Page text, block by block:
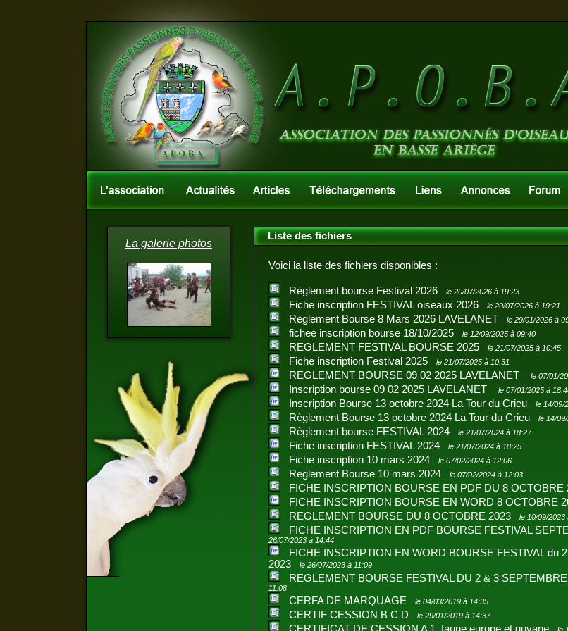
La galerie photos
Liste des fichiers
Voici la liste des fichiers disponibles :
Règlement bourse Festival 2026 le 20/07/2026 à 19:23
Fiche inscription FESTIVAL oiseaux 2026 le 20/07/2026 à 19:21
Règlement Bourse 8 Mars 2026 LAVELANET le 29/01/2026 à
fichee inscription bourse 18/10/2025 le 12/09/2025 à 09:40
REGLEMENT FESTIVAL BOURSE 2025 le 21/07/2025 à 10:45
Fiche inscription Festival 2025 le 21/07/2025 à 10:31
REGLEMENT BOURSE 09 02 2025 LAVELANET le 07/01/
Inscription bourse 09 02 2025 LAVELANET le 07/01/2025 à
Inscription Bourse 13 octobre 2024 La Tour du Crieu le 14/09/
Règlement Bourse 13 octobre 2024 La Tour du Crieu le 14/
Règlement bourse FESTIVAL 2024 le 21/07/2024 à 18:27
Fiche inscription FESTIVAL 2024 le 21/07/2024 à 18:25
Fiche inscription 10 mars 2024 le 07/02/2024 à 12:06
Reglement Bourse 10 mars 2024 le 07/02/2024 à 12:03
FICHE INSCRIPTION BOURSE EN PDF DU 8 OCTOBRE
FICHE INSCRIPTION BOURSE EN WORD 8 OCTOBRE
REGLEMENT BOURSE DU 8 OCTOBRE 2023 le 10/09/2023
FICHE INSCRIPTION EN PDF BOURSE FESTIVAL
26/07/2023 à 14:44
FICHE INSCRIPTION EN WORD BOURSE FESTIVAL du
2023
le 26/07/2023 à 11:09
REGLEMENT BOURSE FESTIVAL DU 2 & 3
11:08
CERFA DE MARQUAGE le 04/03/2019 à 14:35
CERTIF CESSION B C D le 29/01/2019 à 14:37